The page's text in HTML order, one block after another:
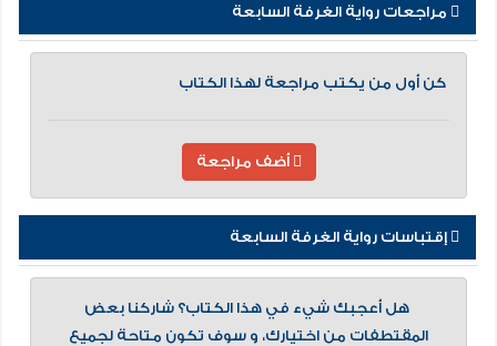
مراجعات رواية الغرفة السابعة
كن أول من يكتب مراجعة لهذا الكتاب
أضف مراجعة
إقتباسات رواية الغرفة السابعة
هل أعجبك شيء في هذا الكتاب؟ شاركنا بعض
المقتطفات من اختيارك، و سوف تكون متاحة لجميع